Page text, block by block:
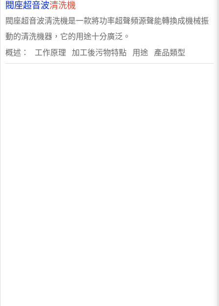
閥座超音波清洗機
閥座超音波清洗機是一款將功率超聲頻源聲能轉換成機械振
動的清洗機器，它的用途十分廣泛。
概述： 工作原理 加工後污物特點 用途 產品類型